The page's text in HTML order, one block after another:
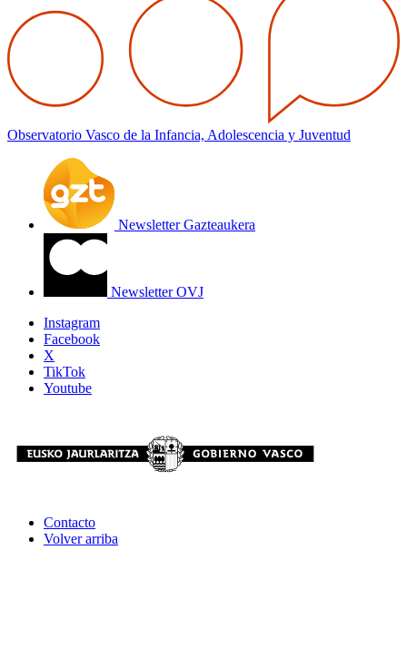
Observatorio Vasco de la Infancia, Adolescencia y Juventud
Newsletter Gazteaukera
Newsletter OVJ
Instagram
Facebook
X
TikTok
Youtube
Contacto
Volver arriba